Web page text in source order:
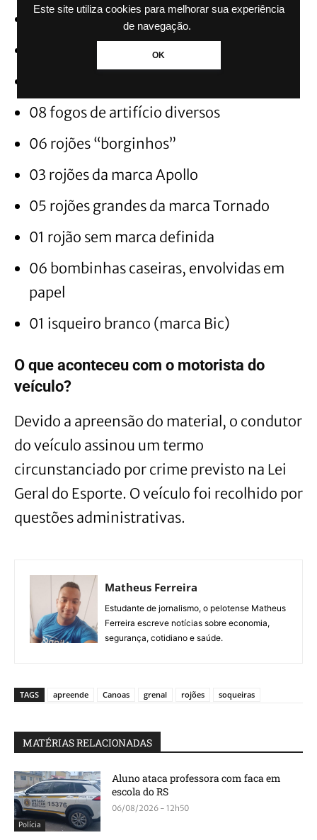
Este site utiliza cookies para melhorar sua experiência
de navegação.
OK
02 garrafas de uísque (Jack Daniel’s)
01 garrafa de gin (Beefeater London)
08 fogos de artifício diversos
06 rojões “borginhos”
03 rojões da marca Apollo
05 rojões grandes da marca Tornado
01 rojão sem marca definida
06 bombinhas caseiras, envolvidas em
papel
01 isqueiro branco (marca Bic)
O que aconteceu com o motorista do
veículo?
Devido a apreensão do material, o condutor
do veículo assinou um termo
circunstanciado por crime previsto na Lei
Geral do Esporte. O veículo foi recolhido por
questões administrativas.
Matheus Ferreira
Estudante de jornalismo, o pelotense Matheus
Ferreira escreve notícias sobre economia,
segurança, cotidiano e saúde.
TAGS apreende Canoas grenal rojões soqueiras
MATÉRIAS RELACIONADAS
Polícia
Aluno ataca professora com faca em
escola do RS
06/08/2026 - 12h50